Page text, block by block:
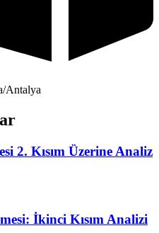
Antalya
2. Kısım Üzerine Analiz
İkinci Kısım Analizi